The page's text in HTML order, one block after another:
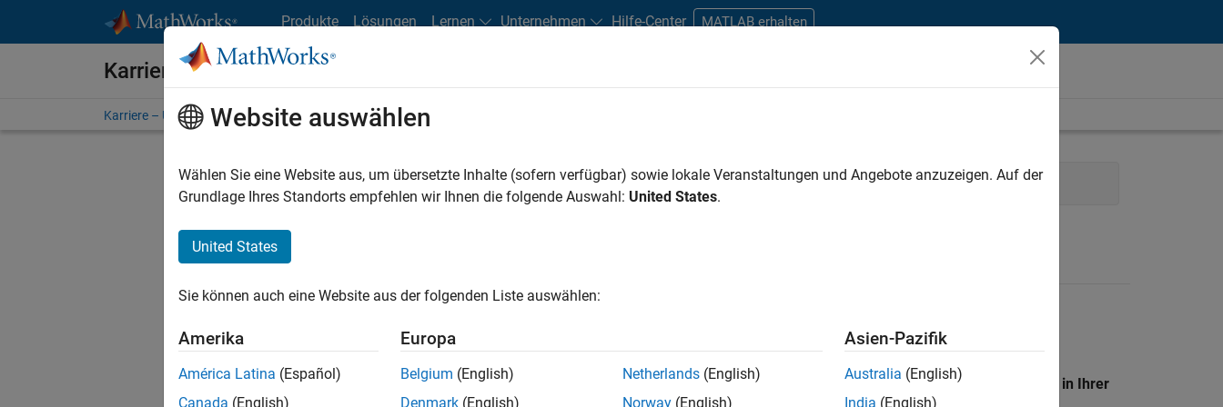
Produkte Lösungen Lernen Unternehmen Hilfe-Center MATLAB erhalten
Karriere bei MathWorks
Karriere – Übersicht Stellensuche Niederlassungen Studierende und Berufseinsteiger
FILTER: Commercial Sales Customer Support Technical Sales Engineering
Es wurden nicht alle Stellen übersetzt. Filtern Sie nach einem bestimmten Standort, um alle Stellenangebote in Ihrer
Website auswählen
Wählen Sie eine Website aus, um übersetzte Inhalte (sofern verfügbar) sowie lokale Veranstaltungen und Angebote anzuzeigen. Auf der
Grundlage Ihres Standorts empfehlen wir Ihnen die folgende Auswahl: United States.
United States
Sie können auch eine Website aus der folgenden Liste auswählen:
Amerika
América Latina (Español)
Canada (English)
Europa
Belgium (English)
Denmark (English)
Netherlands (English)
Norway (English)
Asien-Pazifik
Australia (English)
India (English)